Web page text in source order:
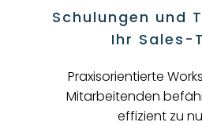
Schulungen und
Ihr Sales-
Praxisorientierte
Mitarbeitenden
effizient zu